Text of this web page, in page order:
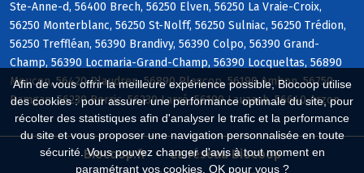
Afin de vous offrir la meilleure expérience possible, Biocoop utilise
des cookies : pour assurer une performance optimale du site, pour
récolter des statistiques afin d'analyser le trafic et la performance
du site et vous proposer une navigation personnalisée en toute
sécurité. Vous pouvez changer d'avis à tout moment en
paramétrant vos cookies. OK pour vous ?
Ste-Anne-d, 56400 Brech, 56250 Elven, 56250 La Vraie-Croix,
56250 Monterblanc, 56250 St-Nolff, 56250 Sulniac, 56250 Trédion,
56250 Treffléan, 56390 Brandivy, 56390 Colpo, 56390 Grand-
Champ, 56390 Locmaria-Grand-Champ, 56390 Locqueltas, 56890
Meucon, 56420 Plaudren, 56890 Plescop, 56190 Ambon, 56750
Damgan, 56230 Berric, 56230 Larré, 56190 Lauzach, 56640 Arzon
Biocoop.fr
Le réseau Biocoop